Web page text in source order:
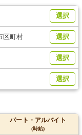
選択
区町村 選択
選択
選択
パート・アルバイト
(時給)